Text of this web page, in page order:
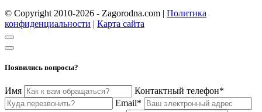
© Copyright 2010-2026 - Zagorodna.com | Политика
конфиденциальности | Карта сайта
Появились вопросы?
Имя
Контактный телефон*
Email*